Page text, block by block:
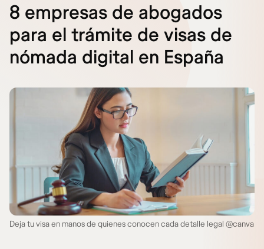
8 empresas de abogados
para el trámite de visas de
nómada digital en España
Deja tu visa en manos de quienes conocen cada detalle legal @canva